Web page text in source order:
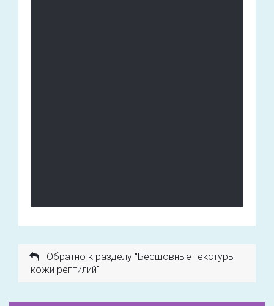
Обратно к разделу "Бесшовные текстуры
кожи рептилий"